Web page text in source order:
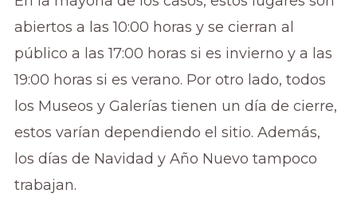
abiertos a las 10:00 horas y se cierran al
público a las 17:00 horas si es invierno y a las
19:00 horas si es verano. Por otro lado, todos
los Museos y Galerías tienen un día de cierre,
estos varían dependiendo el sitio. Además,
los días de Navidad y Año Nuevo tampoco
trabajan.